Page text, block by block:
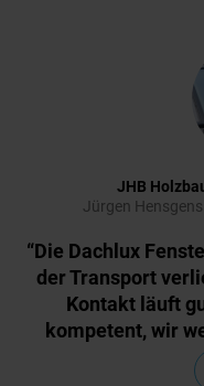
JHB
Jürgen
“Die Dachlux
der Transport
Kontakt läuft
kompetent, wir